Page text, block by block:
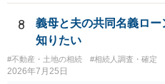
に呼ばれなかったことについて慰
いる部分に関しては、 現状特に訴
しょうから、こちらから積極的に
す。 仮に訴訟を起こされるなどし
される弁護士の方に対応をお願いす
か。 以上ご参考にしていただければ
8
義母と夫の共同名義ロ
知りたい
#不動産・土地の相続 #相続人調査・確定
2026年7月25日